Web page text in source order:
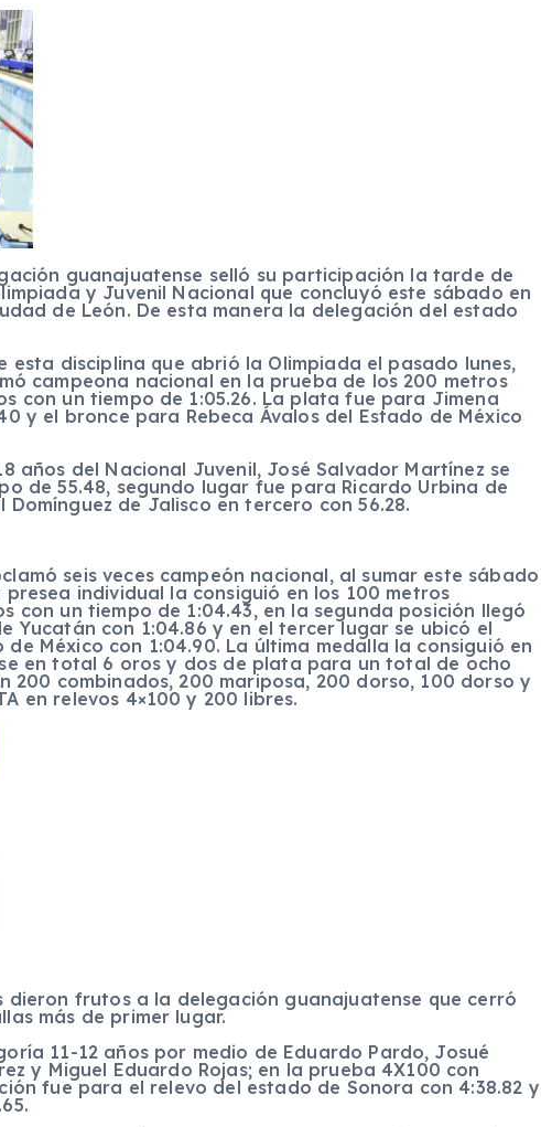
guanajuatense selló su participación la tarde de
y Juvenil Nacional que concluyó este sábado en
de León. De esta manera la delegación del estado
esta disciplina que abrió la Olimpiada el pasado lunes,
campeona nacional en la prueba de los 200 metros
con un tiempo de 1:05.26. La plata fue para Jimena
y el bronce para Rebeca Ávalos del Estado de México
años del Nacional Juvenil, José Salvador Martínez se
de 55.48, segundo lugar fue para Ricardo Urbina de
Domínguez de Jalisco en tercero con 56.28.
seis veces campeón nacional, al sumar este sábado
individual la consiguió en los 100 metros
con un tiempo de 1:04.43, en la segunda posición llegó
Yucatán con 1:04.86 y en el tercer lugar se ubicó el
México con 1:04.90. La última medalla la consiguió en
en total 6 oros y dos de plata para un total de ocho
200 combinados, 200 mariposa, 200 dorso, 100 dorso y
en relevos 4×100 y 200 libres.
dieron frutos a la delegación guanajuatense que cerró
más de primer lugar.
11-12 años por medio de Eduardo Pardo, Josué
y Miguel Eduardo Rojas; en la prueba 4X100 con
fue para el relevo del estado de Sonora con 4:38.82 y